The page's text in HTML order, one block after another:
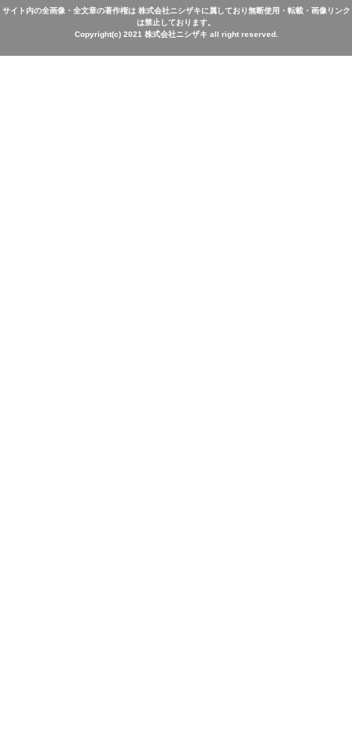
サイト内の全画像・全文章の著作権は 株式会社ニシザキに属しており無断使用・転載・画像リンク
は禁止しております。
Copyright(c) 2021 株式会社ニシザキ all right reserved.